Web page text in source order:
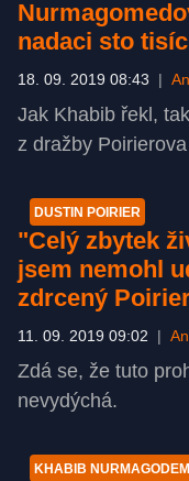
nadaci sto
18. 09. 2019 08:43 |
Jak Khabib řekl,
z dražby
DUSTIN POIRIER
"Celý zbytek
jsem nemohl
zdrcený
11. 09. 2019 09:02 |
Zdá se, že tuto
nevydýchá.
KHABIB